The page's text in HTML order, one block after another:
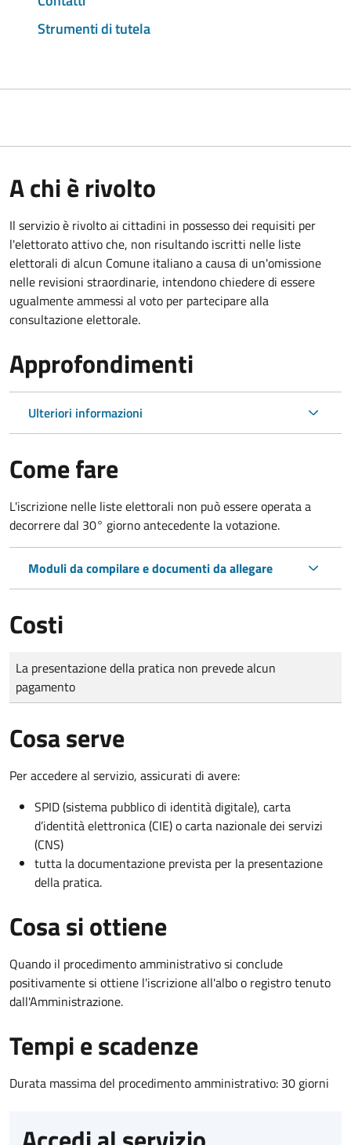
Strumenti di tutela
A chi è rivolto
Il servizio è rivolto ai cittadini in possesso dei requisiti per
l'elettorato attivo che, non risultando iscritti nelle liste
elettorali di alcun Comune italiano a causa di un'omissione
nelle revisioni straordinarie, intendono chiedere di essere
ugualmente ammessi al voto per partecipare alla
consultazione elettorale.
Approfondimenti
Ulteriori informazioni
Come fare
L'iscrizione nelle liste elettorali non può essere operata a
decorrere dal 30° giorno antecedente la votazione.
Moduli da compilare e documenti da allegare
Costi
Tipo di pagamento
Importo
La presentazione della pratica non prevede alcun
pagamento
Cosa serve
Per accedere al servizio, assicurati di avere:
SPID (sistema pubblico di identità digitale), carta
d’identità elettronica (CIE) o carta nazionale dei servizi
(CNS)
tutta la documentazione prevista per la presentazione
della pratica.
Cosa si ottiene
Quando il procedimento amministrativo si conclude
positivamente si ottiene l'iscrizione all'albo o registro tenuto
dall'Amministrazione.
Tempi e scadenze
Durata massima del procedimento amministrativo: 30 giorni